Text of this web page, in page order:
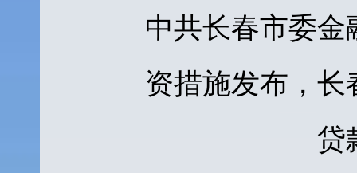
中共长春市委
资措施发布，
贷